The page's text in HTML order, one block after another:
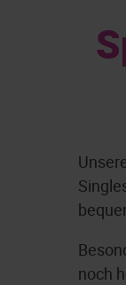
noch